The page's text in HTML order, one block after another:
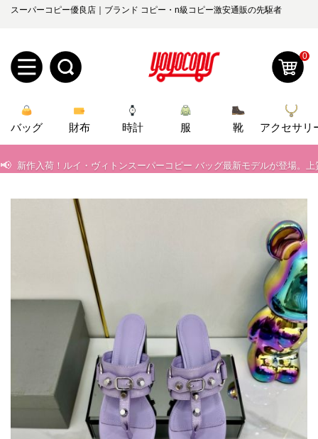
スーパーコピー優良店｜ブランド コピー・n級コピー激安通販の先駆者
規
ユ
ロ
グ
ダ
理
知
yoyocopys@gmail.com
2026人気特集
バッグ
ズボン
衣装セット
住まい用品
アクセサリー
ベルト
スカーフ
アイフォーンケ
ース
0
バッグ 財布 時計 服 靴 アクセサリ
2026春の新作続々更新中！期間中のご注文でお得な割引をご利用いただ
📢
📢
2026春の新作続々更新中！期間中のご注文でお得な割引をご利用いただ
新作入荷！ルイ・ヴィトンスーパーコピー バッグ最新モデルが登場。